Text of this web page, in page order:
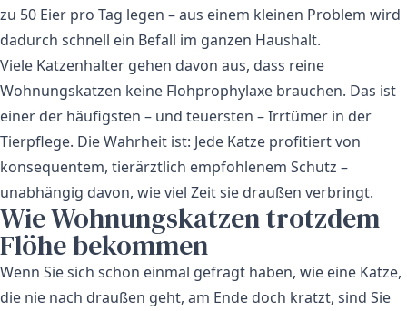
zu 50 Eier pro Tag legen – aus einem kleinen Problem wird
dadurch schnell ein Befall im ganzen Haushalt.
Viele Katzenhalter gehen davon aus, dass reine
Wohnungskatzen keine Flohprophylaxe brauchen. Das ist
einer der häufigsten – und teuersten – Irrtümer in der
Tierpflege. Die Wahrheit ist: Jede Katze profitiert von
konsequentem, tierärztlich empfohlenem Schutz –
unabhängig davon, wie viel Zeit sie draußen verbringt.
Wie Wohnungskatzen trotzdem
Flöhe bekommen
Wenn Sie sich schon einmal gefragt haben, wie eine Katze,
die nie nach draußen geht, am Ende doch kratzt, sind Sie